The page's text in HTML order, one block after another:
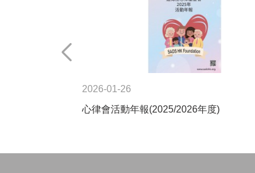
2026-01-26
心律會活動年報(2025/2026年度)